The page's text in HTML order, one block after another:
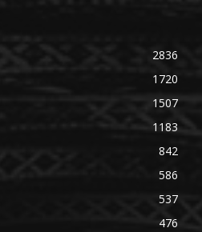
2836
1720
1507
1183
842
586
537
476